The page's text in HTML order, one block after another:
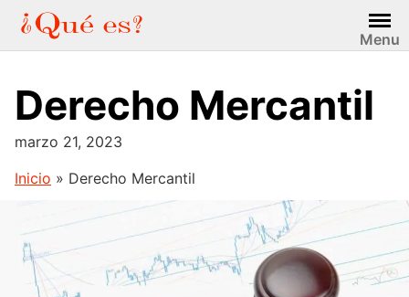
Saltar
contenido
Menu
Derecho Mercantil
marzo 21, 2023
Inicio » Derecho Mercantil